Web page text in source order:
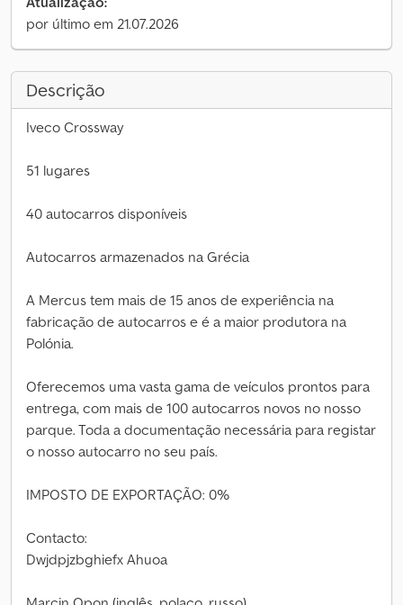
por último em 21.07.2026
Descrição
Iveco Crossway
51 lugares
40 autocarros disponíveis
Autocarros armazenados na Grécia
A Mercus tem mais de 15 anos de experiência na
fabricação de autocarros e é a maior produtora na
Polónia.
Oferecemos uma vasta gama de veículos prontos para
entrega, com mais de 100 autocarros novos no nosso
parque. Toda a documentação necessária para registar
o nosso autocarro no seu país.
IMPOSTO DE EXPORTAÇÃO: 0%
Contacto:
Dwjdpjzbghiefx Ahuoa